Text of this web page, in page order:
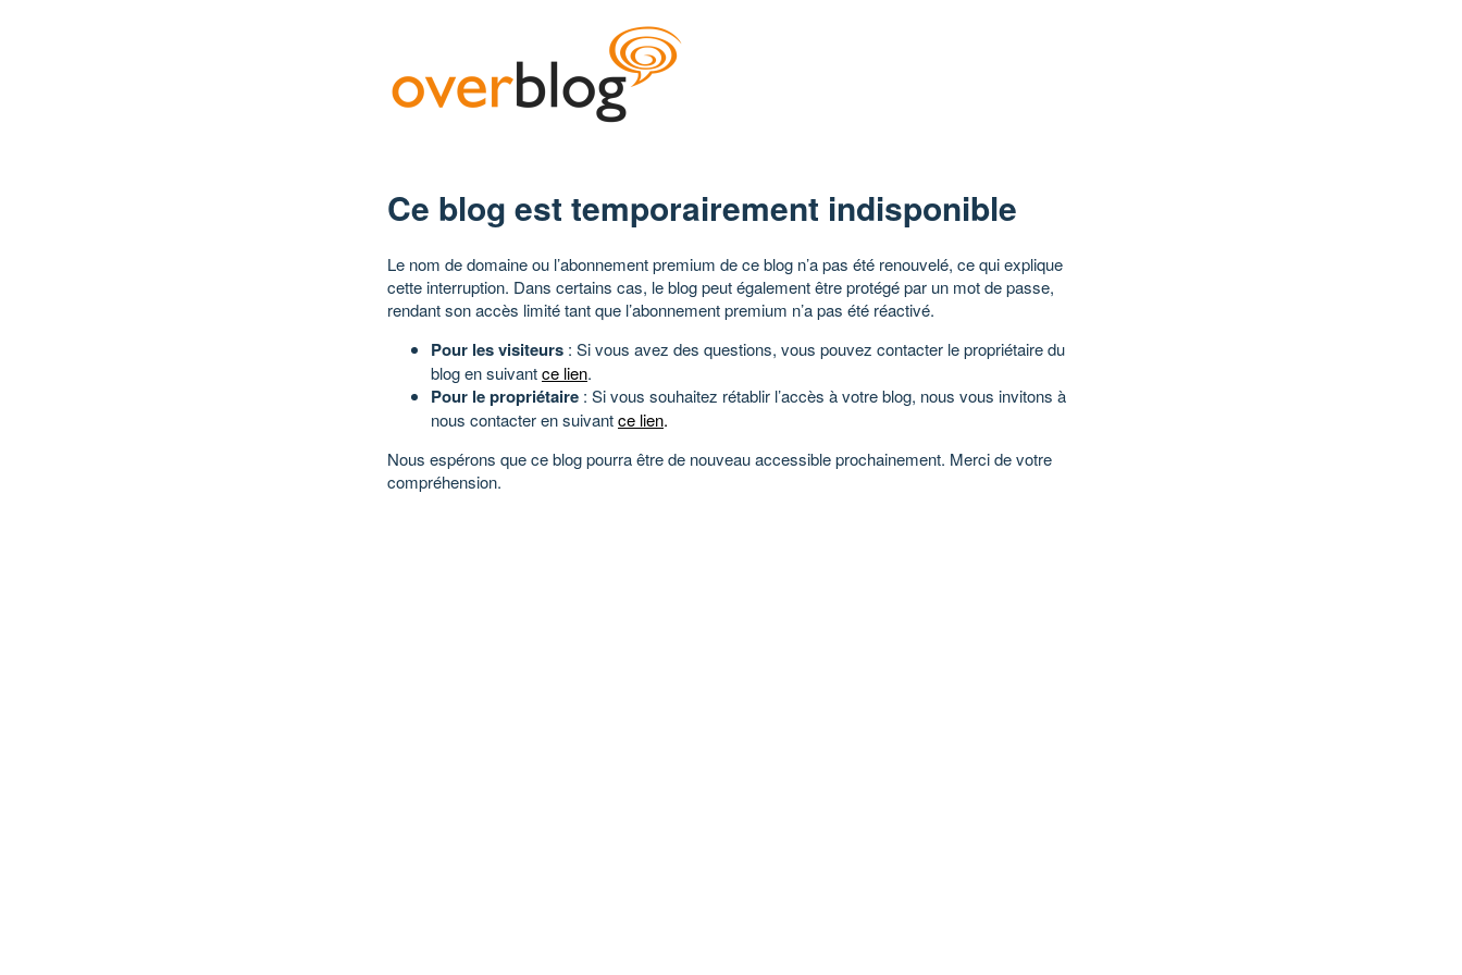
Ce blog est temporairement indisponible
Le nom de domaine ou l’abonnement premium de ce blog n’a pas été renouvelé, ce qui explique
cette interruption. Dans certains cas, le blog peut également être protégé par un mot de passe,
rendant son accès limité tant que l’abonnement premium n’a pas été réactivé.
Pour les visiteurs : Si vous avez des questions, vous pouvez contacter le propriétaire du
blog en suivantce lien.
Pour le propriétaire : Si vous souhaitez rétablir l’accès à votre blog, nous vous invitons à
nous contacter en suivantce lien.
Nous espérons que ce blog pourra être de nouveau accessible prochainement. Merci de votre
compréhension.